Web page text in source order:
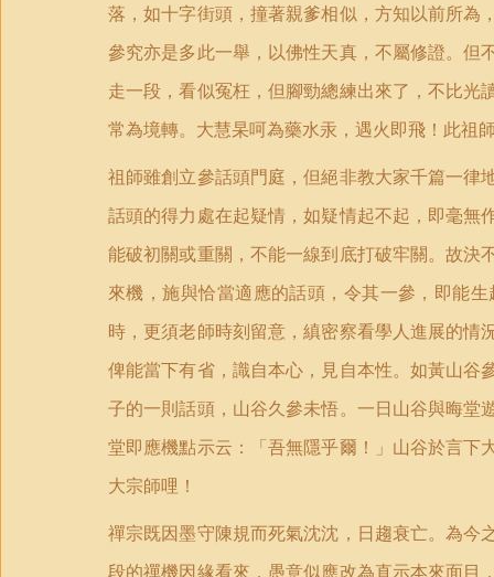
落，如十字街頭，撞著親爹相似，方知以前所
參究亦是多此一舉，以佛性天真，不屬修證。
走一段，看似冤枉，但腳勁總練出來了，不比
常為境轉。大慧杲呵為藥水汞，遇火即飛！此祖
祖師雖創立參話頭門庭，但絕非教大家千篇一
話頭的得力處在起疑情，如疑情起不起，即毫
能破初關或重關，不能一線到底打破牢關。故
來機，施與恰當適應的話頭，令其一參，即能
時，更須老師時刻留意，縝密察看學人進展的
俾能當下有省，識自本心，見自本性。如黃山
子的一則話頭，山谷久參未悟。一日山谷與晦
堂即應機點示云：「吾無隱乎爾！」山谷於言
大宗師哩！
禪宗既因墨守陳規而死氣沈沈，日趨衰亡。為
段的禪機因緣看來，愚意似應改為直示本來面